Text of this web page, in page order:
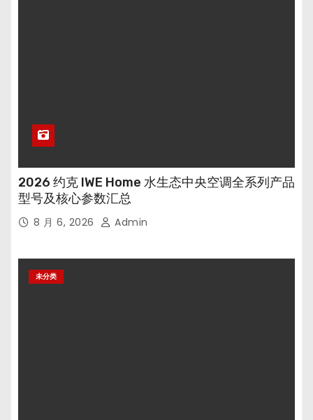
2026 约克 IWE Home 水生态中央空调全系列产品
型号及核心参数汇总
8 月 6, 2026 Admin
未分类